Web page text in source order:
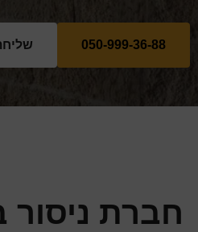
050-999-36-88
חברת ניסור